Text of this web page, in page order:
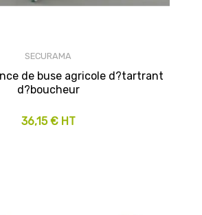
SECURAMA
de buse agricole d?tartrant
d?boucheur
36,15 € HT